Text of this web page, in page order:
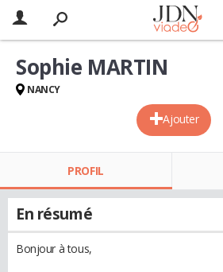
Ajouter
Sophie MARTIN
NANCY
PROFIL
En résumé
Bonjour à tous,